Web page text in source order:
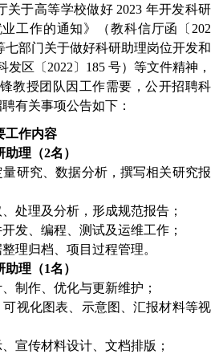
关于高等学校做好2023 年开发科研
工作的通知》（教科信厅函〔 202
七部门关于做好科研助理岗位开发和
发区〔 2022 〕 185 号）等文件精神，
教授团队因工作需要，公开招聘科
有关事项公告如下：
工作内容
助理（2名）
研究、数据分析，撰写相关研究报
处理及分析，形成规范报告；
发、编程、测试及运维工作；
理归档、项目过程管理。
助理（1名）
制作、优化与更新维护；
视化图表、示意图、汇报材料等视
宣传材料设计、文档排版；